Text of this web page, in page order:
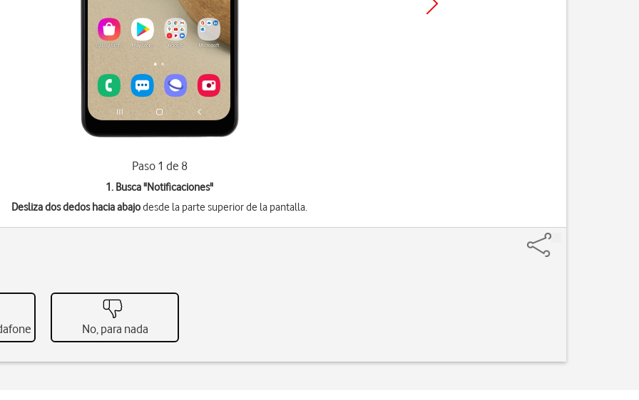
Paso 1 de 8
1. Busca "Notificaciones"
Desliza dos dedos hacia abajodesde la parte superior de la pantalla.
No, para nada